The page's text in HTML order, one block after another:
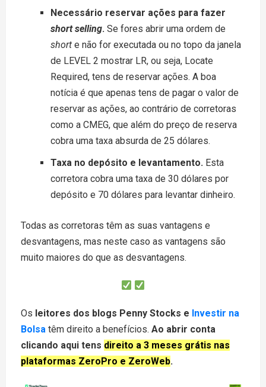
Necessário reservar ações para fazer
short selling. Se fores abrir uma ordem de
short e não for executada ou no topo da janela
de LEVEL 2 mostrar LR, ou seja, Locate
Required, tens de reservar ações. A boa
notícia é que apenas tens de pagar o valor de
reservar as ações, ao contrário de corretoras
como a CMEG, que além do preço de reserva
cobra uma taxa absurda de 25 dólares.
Taxa no depósito e levantamento. Esta
corretora cobra uma taxa de 30 dólares por
depósito e 70 dólares para levantar dinheiro.
Todas as corretoras têm as suas vantagens e
desvantagens, mas neste caso as vantagens são
muito maiores do que as desvantagens.
Os leitores dos blogs Penny Stocks e Investir na
Bolsa têm direito a benefícios. Ao abrir conta
clicando aqui tens direito a 3 meses grátis nas
plataformas ZeroPro e ZeroWeb.